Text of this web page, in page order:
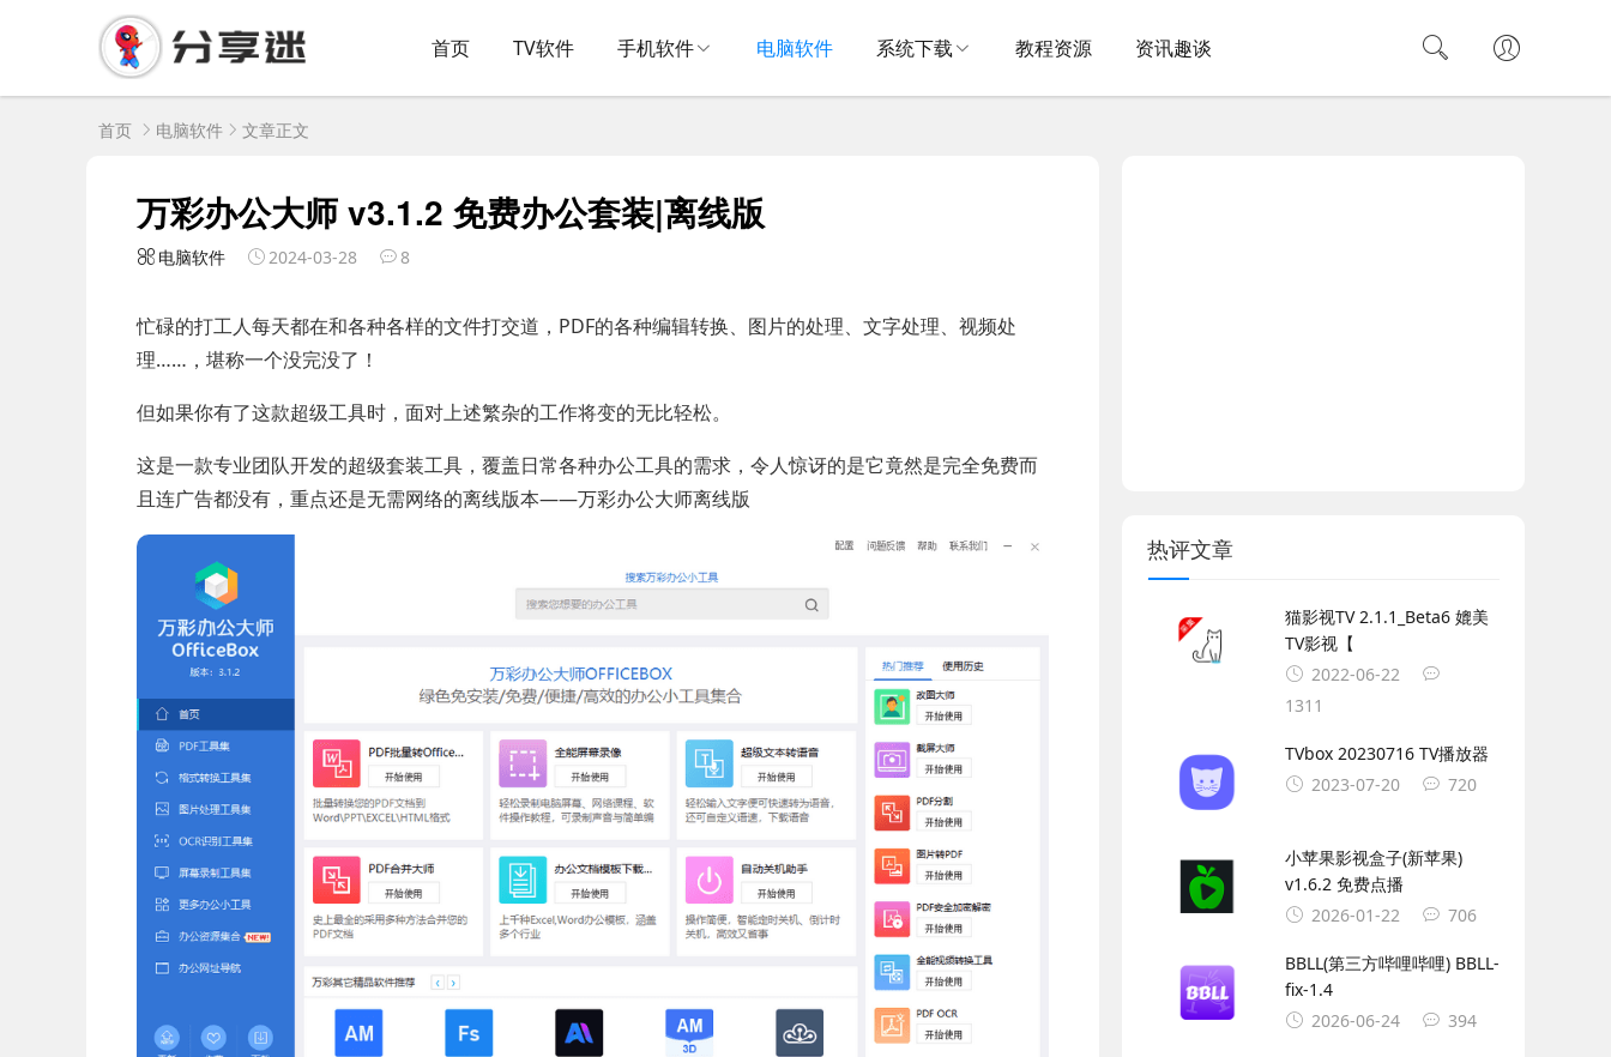
首页 TV软件 手机软件 电脑软件 系统下载 教程资源 资讯趣谈
首页 电脑软件 文章正文
万彩办公大师 v3.1.2 免费办公套装|离线版
电脑软件 2024-03-28 8
忙碌的打工人每天都在和各种各样的文件打交道，PDF的各种编辑转换、图片的处理、文字处理、视频处
理……，堪称一个没完没了！
但如果你有了这款超级工具时，面对上述繁杂的工作将变的无比轻松。
这是一款专业团队开发的超级套装工具，覆盖日常各种办公工具的需求，令人惊讶的是它竟然是完全免费而
且连广告都没有，重点还是无需网络的离线版本——万彩办公大师离线版
热评文章
猫影视TV 2.1.1_Beta6 媲美
TV影视【
2022-06-22
1311
TVbox 20230716 TV播放器
2023-07-20
720
小苹果影视盒子(新苹果)
v1.6.2 免费点播
2026-01-22
706
BBLL(第三方哔哩哔哩) BBLL-
fix-1.4
2026-06-24
394